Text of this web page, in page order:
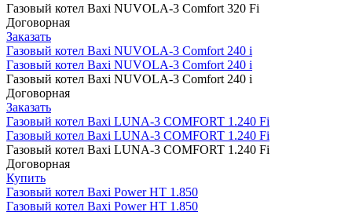
Газовый котел Baxi NUVOLA-3 Comfort 320 Fi
Договорная
Заказать
Газовый котел Baxi NUVOLA-3 Comfort 240 i
Газовый котел Baxi NUVOLA-3 Comfort 240 i
Газовый котел Baxi NUVOLA-3 Comfort 240 i
Договорная
Заказать
Газовый котел Baxi LUNA-3 COMFORT 1.240 Fi
Газовый котел Baxi LUNA-3 COMFORT 1.240 Fi
Газовый котел Baxi LUNA-3 COMFORT 1.240 Fi
Договорная
Купить
Газовый котел Baxi Power HT 1.850
Газовый котел Baxi Power HT 1.850